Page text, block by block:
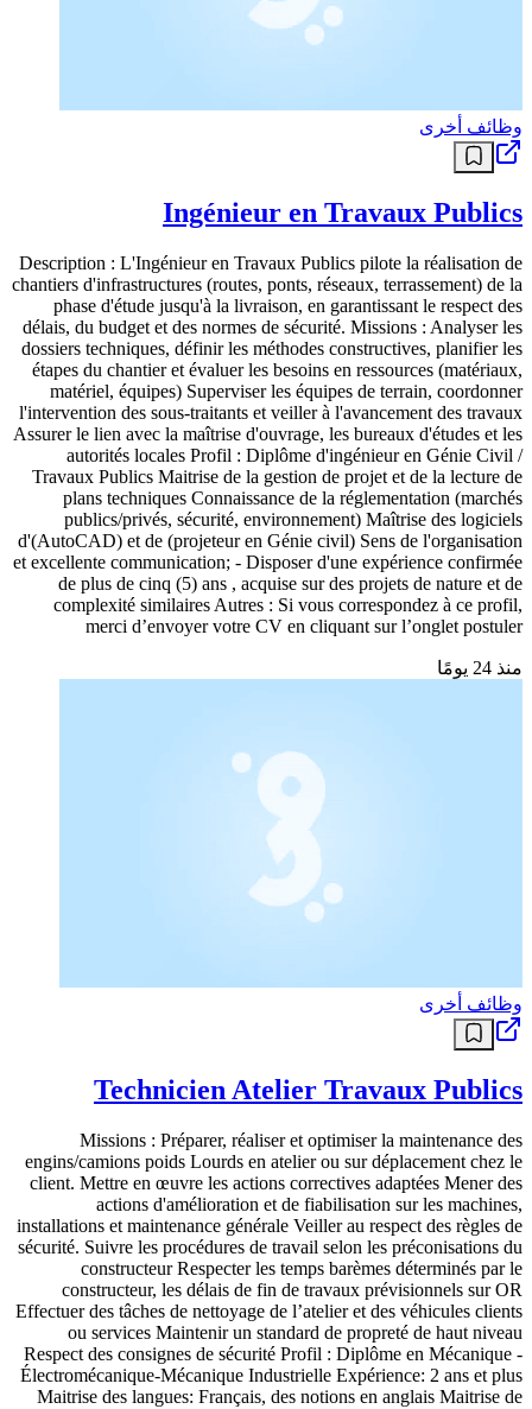
وظائف أخرى
Ingénieur en Travaux Publics
Description : L'Ingénieur en Travaux Publics pilote la réalisation de
chantiers d'infrastructures (routes, ponts, réseaux, terrassement) de la
phase d'étude jusqu'à la livraison, en garantissant le respect des
délais, du budget et des normes de sécurité. Missions : Analyser les
dossiers techniques, définir les méthodes constructives, planifier les
étapes du chantier et évaluer les besoins en ressources (matériaux,
matériel, équipes) Superviser les équipes de terrain, coordonner
l'intervention des sous-traitants et veiller à l'avancement des travaux
Assurer le lien avec la maîtrise d'ouvrage, les bureaux d'études et les
autorités locales Profil : Diplôme d'ingénieur en Génie Civil /
Travaux Publics Maitrise de la gestion de projet et de la lecture de
plans techniques Connaissance de la réglementation (marchés
publics/privés, sécurité, environnement) Maîtrise des logiciels
d'(AutoCAD) et de (projeteur en Génie civil) Sens de l'organisation
et excellente communication; - Disposer d'une expérience confirmée
de plus de cinq (5) ans , acquise sur des projets de nature et de
complexité similaires Autres : Si vous correspondez à ce profil,
merci d’envoyer votre CV en cliquant sur l’onglet postuler
منذ 24 يومًا
وظائف أخرى
Technicien Atelier Travaux Publics
Missions : Préparer, réaliser et optimiser la maintenance des
engins/camions poids Lourds en atelier ou sur déplacement chez le
client. Mettre en œuvre les actions correctives adaptées Mener des
actions d'amélioration et de fiabilisation sur les machines,
installations et maintenance générale Veiller au respect des règles de
sécurité. Suivre les procédures de travail selon les préconisations du
constructeur Respecter les temps barèmes déterminés par le
constructeur, les délais de fin de travaux prévisionnels sur OR
Effectuer des tâches de nettoyage de l’atelier et des véhicules clients
ou services Maintenir un standard de propreté de haut niveau
Respect des consignes de sécurité Profil : Diplôme en Mécanique -
Électromécanique-Mécanique Industrielle Expérience: 2 ans et plus
Maitrise des langues: Français, des notions en anglais Maitrise de